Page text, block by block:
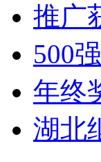
推广
500强
年终
湖北